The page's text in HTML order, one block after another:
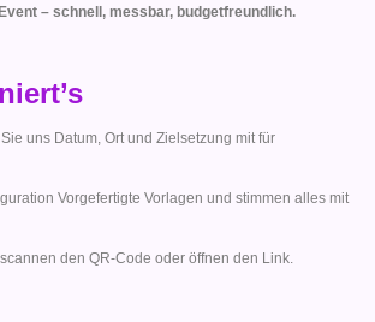
– schnell, messbar, budgetfreundlich.
uns Datum, Ort und Zielsetzung mit für
Vorgefertigte Vorlagen und stimmen alles mit
den QR-Code oder öffnen den Link.